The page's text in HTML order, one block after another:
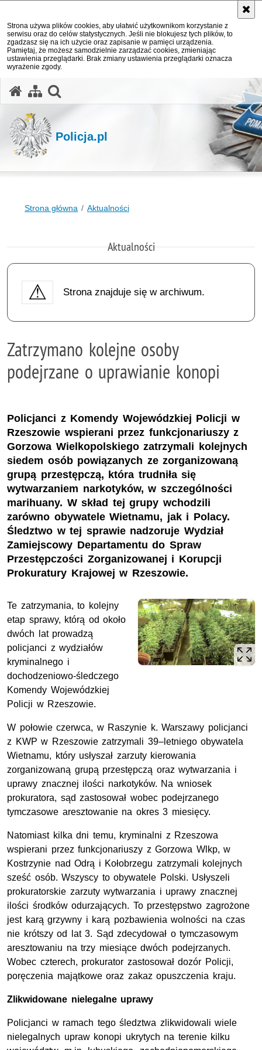
Strona używa plików cookies, aby ułatwić użytkownikom korzystanie z
serwisu oraz do celów statystycznych. Jeśli nie blokujesz tych plików, to
zgadzasz się na ich użycie oraz zapisanie w pamięci urządzenia.
Pamiętaj, że możesz samodzielnie zarządzać cookies, zmieniając
ustawienia przeglądarki. Brak zmiany ustawienia przeglądarki oznacza
wyrażenie zgody.
Policja.pl
Strona główna Aktualności
Aktualności
Strona znajduje się w archiwum.
Zatrzymano kolejne osoby
podejrzane o uprawianie konopi
Policjanci z Komendy Wojewódzkiej Policji w
Rzeszowie wspierani przez funkcjonariuszy z
Gorzowa Wielkopolskiego zatrzymali kolejnych
siedem osób powiązanych ze zorganizowaną
grupą przestępczą, która trudniła się
wytwarzaniem narkotyków, w szczególności
marihuany. W skład tej grupy wchodzili
zarówno obywatele Wietnamu, jak i Polacy.
Śledztwo w tej sprawie nadzoruje Wydział
Zamiejscowy Departamentu do Spraw
Przestępczości Zorganizowanej i Korupcji
Prokuratury Krajowej w Rzeszowie.
Te zatrzymania, to kolejny
etap sprawy, którą od około
dwóch lat prowadzą
policjanci z wydziałów
kryminalnego i
dochodzeniowo-śledczego
Komendy Wojewódzkiej
Policji w Rzeszowie.
W połowie czerwca, w Raszynie k. Warszawy policjanci
z KWP w Rzeszowie zatrzymali 39–letniego obywatela
Wietnamu, który usłyszał zarzuty kierowania
zorganizowaną grupą przestępczą oraz wytwarzania i
uprawy znacznej ilości narkotyków. Na wniosek
prokuratora, sąd zastosował wobec podejrzanego
tymczasowe aresztowanie na okres 3 miesięcy.
Natomiast kilka dni temu, kryminalni z Rzeszowa
wspierani przez funkcjonariuszy z Gorzowa Wlkp, w
Kostrzynie nad Odrą i Kołobrzegu zatrzymali kolejnych
sześć osób. Wszyscy to obywatele Polski. Usłyszeli
prokuratorskie zarzuty wytwarzania i uprawy znacznej
ilości środków odurzających. To przestępstwo zagrożone
jest karą grzywny i karą pozbawienia wolności na czas
nie krótszy od lat 3. Sąd zdecydował o tymczasowym
aresztowaniu na trzy miesiące dwóch podejrzanych.
Wobec czterech, prokurator zastosował dozór Policji,
poręczenia majątkowe oraz zakaz opuszczenia kraju.
Zlikwidowane nielegalne uprawy
Policjanci w ramach tego śledztwa zlikwidowali wiele
nielegalnych upraw konopi ukrytych na terenie kilku